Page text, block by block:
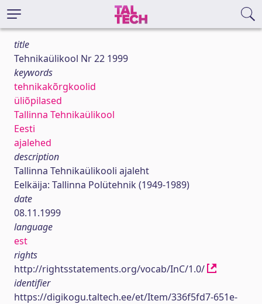
title
Tehnikaülikool Nr 22 1999
keywords
tehnikakõrgkoolid
üliõpilased
Tallinna Tehnikaülikool
Eesti
ajalehed
description
Tallinna Tehnikaülikooli ajaleht
Eelkäija: Tallinna Polütehnik (1949-1989)
date
08.11.1999
language
est
rights
http://rightsstatements.org/vocab/InC/1.0/
identifier
https://digikogu.taltech.ee/et/Item/336f5fd7-651e-